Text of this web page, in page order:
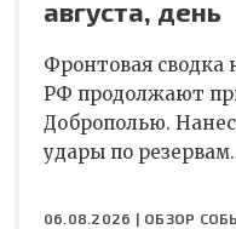
августа, день
Фронтовая сводка
РФ продолжают
Доброполью.
удары по
06.08.2026 | ОБЗОР